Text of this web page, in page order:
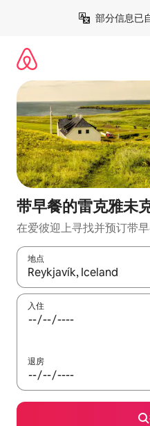
部分信息已
带早餐的雷克雅未
在爱彼迎上寻找并预订带
地点
如有搜索结果，请使用上下
入住
退房